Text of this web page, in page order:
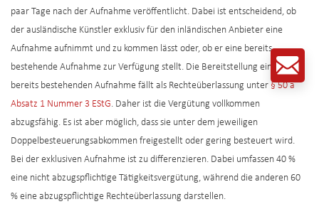
paar Tage nach der Aufnahme veröffentlicht. Dabei ist entscheidend, ob
der ausländische Künstler exklusiv für den inländischen Anbieter eine
Aufnahme aufnimmt und zu kommen lässt oder, ob er eine bereits
bestehende Aufnahme zur Verfügung stellt. Die Bereitstellung einer
bereits bestehenden Aufnahme fällt als Rechteüberlassung unter § 50 a
Absatz 1 Nummer 3 EStG. Daher ist die Vergütung vollkommen
abzugsfähig. Es ist aber möglich, dass sie unter dem jeweiligen
Doppelbesteuerungsabkommen freigestellt oder gering besteuert wird.
Bei der exklusiven Aufnahme ist zu differenzieren. Dabei umfassen 40 %
eine nicht abzugspflichtige Tätigkeitsvergütung, während die anderen 60
% eine abzugspflichtige Rechteüberlassung darstellen.